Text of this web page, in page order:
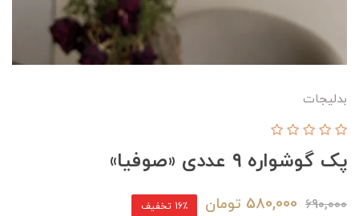
بدلیجات
پک گوشواره ۹ عددی «صوفیا»
690,000
580,000 تومان 16٪ تخفیف